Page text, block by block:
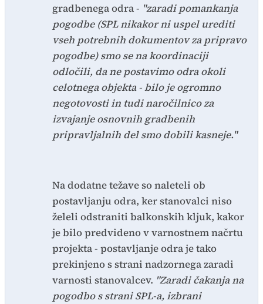
gradbenega odra - "zaradi pomankanja
pogodbe (SPL nikakor ni uspel urediti
vseh potrebnih dokumentov za pripravo
pogodbe) smo se na koordinaciji
odločili, da ne postavimo odra okoli
celotnega objekta - bilo je ogromno
negotovosti in tudi naročilnico za
izvajanje osnovnih gradbenih
pripravljalnih del smo dobili kasneje."
Na dodatne težave so naleteli ob
postavljanju odra, ker stanovalci niso
želeli odstraniti balkonskih kljuk, kakor
je bilo predvideno v varnostnem načrtu
projekta - postavljanje odra je tako
prekinjeno s strani nadzornega zaradi
varnosti stanovalcev. "Zaradi čakanja na
pogodbo s strani SPL-a, izbrani